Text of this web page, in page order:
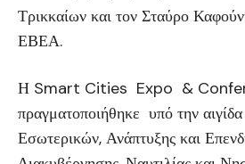
Τρικκαίων και τον Σταύρο
ΕΒΕΑ.
Η Smart Cities Expo &
πραγματοποιήθηκε υπό την
Εσωτερικών, Ανάπτυξης και